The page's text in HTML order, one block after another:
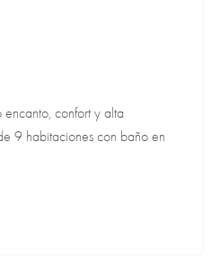
encanto, confort y alta
9 habitaciones con baño en